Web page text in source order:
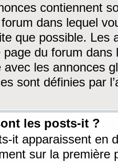
contiennent
dans lequel
que possible. Les
page du forum dans
avec les annonces
sont définies par
les posts-it ?
it apparaissent en
sur la première